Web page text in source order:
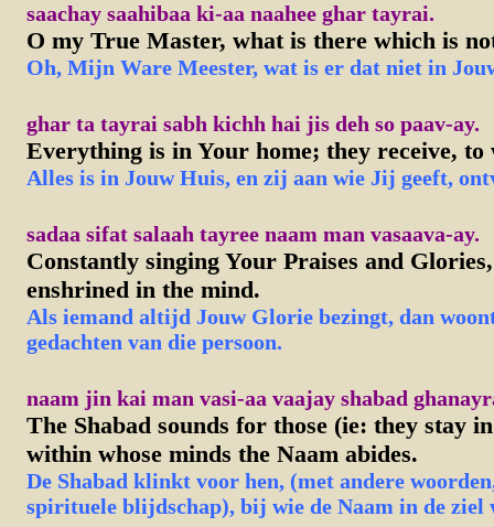
saachay saahibaa ki-aa naahee ghar tayrai.
O my True Master, what is there which is
Oh, Mijn Ware Meester, wat is er dat niet in
ghar ta tayrai sabh kichh hai jis deh so paav-ay.
Everything is in Your home; they receive, to
Alles is in Jouw Huis, en zij aan wie Jij geeft,
sadaa sifat salaah tayree naam man vasaava-ay.
Constantly singing Your Praises and
enshrined in the mind.
Als iemand altijd Jouw Glorie bezingt, dan
gedachten van die persoon.
naam jin kai man vasi-aa vaajay shabad
The Shabad sounds for those (ie: they stay
within whose minds the Naam abides.
De Shabad klinkt voor hen, (met andere
spirituele blijdschap), bij wie de Naam in de ziel